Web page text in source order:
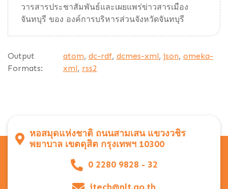
วารสารประชาสัมพันธ์และเผยแพร่ข่าวสารเมือง
จันทบุรี ของ องค์การบริหารส่วนจังหวัดจันทบุรี
Output
Formats:
atom, dc-rdf, dcmes-xml, json, omeka-
xml, rss2
หอสมุดแห่งชาติ ถนนสามเสน แขวงวชิร
พยาบาล เขตดุสิต กรุงเทพฯ 10300
0 2280 9828 - 32